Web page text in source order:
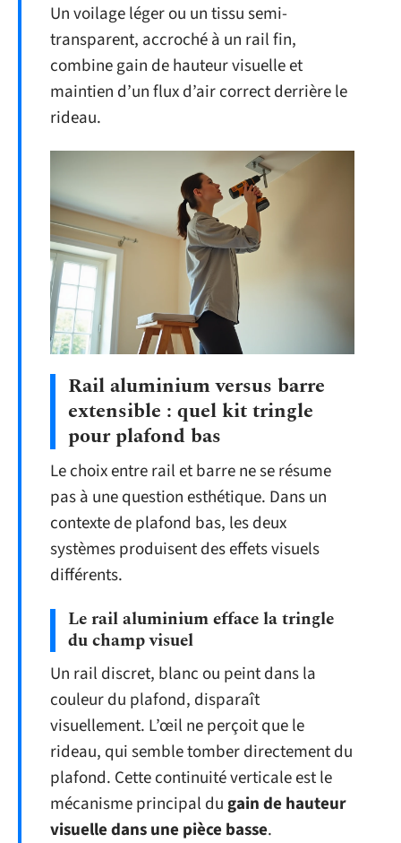
Un voilage léger ou un tissu semi-
transparent, accroché à un rail fin,
combine gain de hauteur visuelle et
maintien d’un flux d’air correct derrière le
rideau.
Rail aluminium versus barre
extensible : quel kit tringle
pour plafond bas
Le choix entre rail et barre ne se résume
pas à une question esthétique. Dans un
contexte de plafond bas, les deux
systèmes produisent des effets visuels
différents.
Le rail aluminium efface la tringle
du champ visuel
Un rail discret, blanc ou peint dans la
couleur du plafond, disparaît
visuellement. L’œil ne perçoit que le
rideau, qui semble tomber directement du
plafond. Cette continuité verticale est le
mécanisme principal dugain de hauteur
visuelle dans une pièce basse.